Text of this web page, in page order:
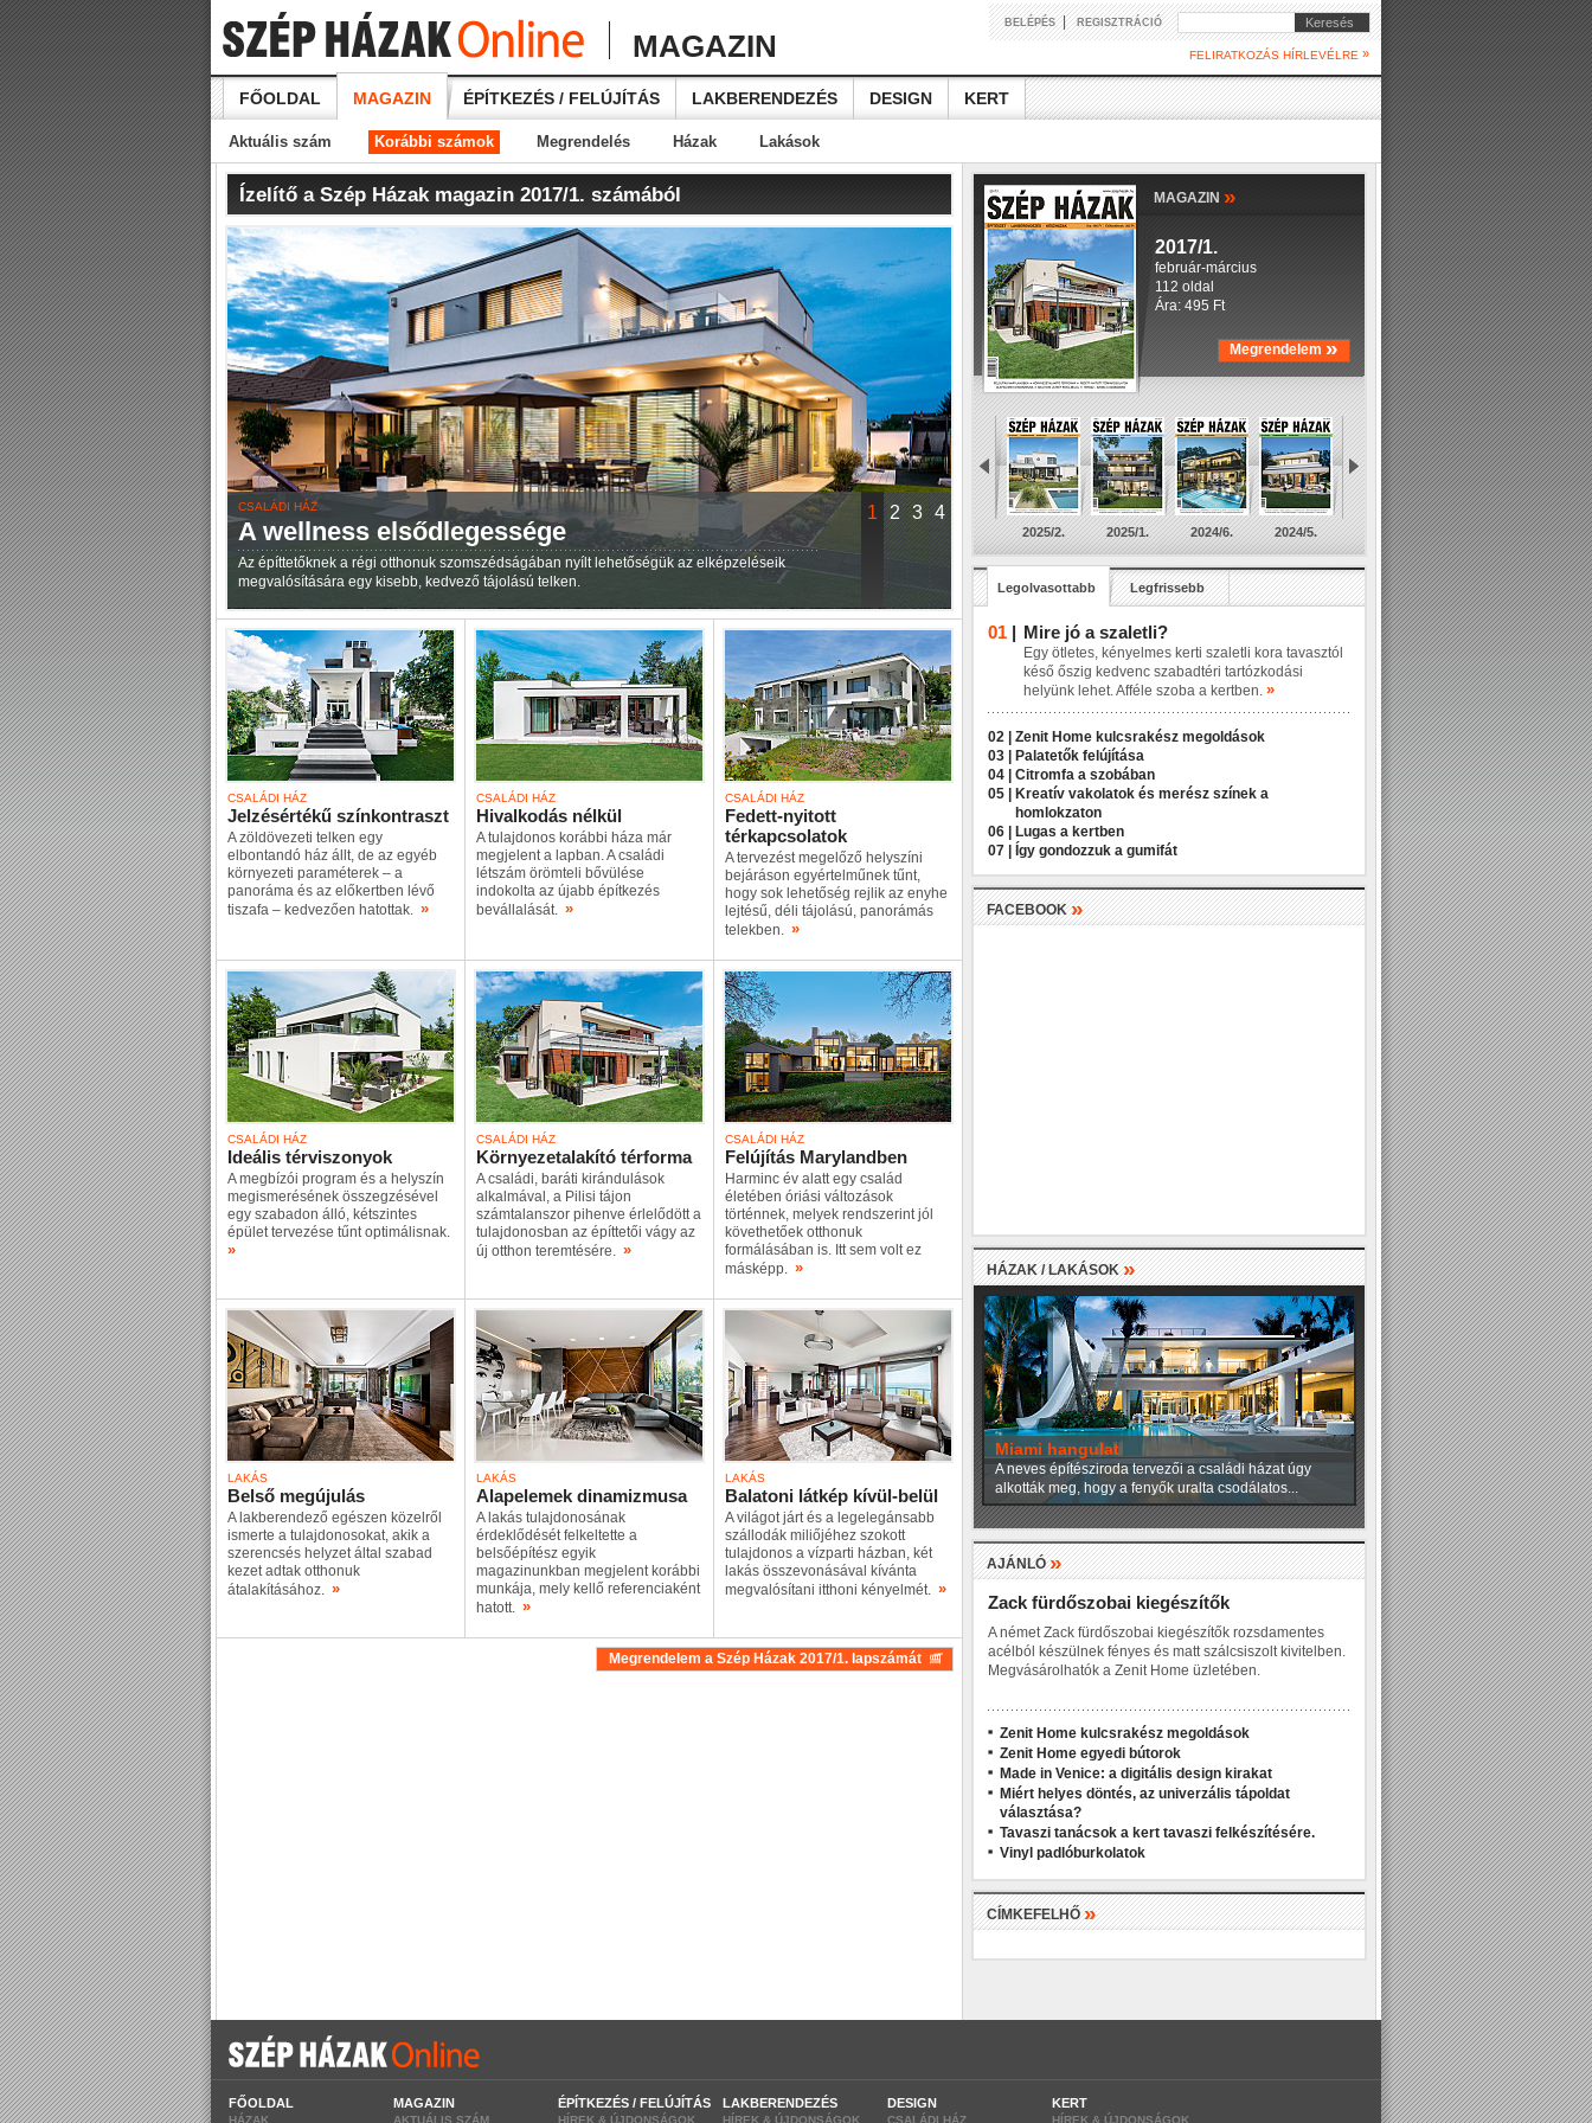
MAGAZIN
BELÉPÉS| REGISZTRÁCIÓ Keresés
FELIRATKOZÁS HÍRLEVÉLRE »
FŐOLDAL MAGAZIN ÉPÍTKEZÉS / FELÚJÍTÁS LAKBERENDEZÉS DESIGN KERT
Aktuális szám Korábbi számok Megrendelés Házak Lakások
Ízelítő a Szép Házak magazin 2017/1. számából
CSALÁDI HÁZ
A wellness elsődlegessége
Az építtetőknek a régi otthonuk szomszédságában nyílt lehetőségük az elképzeléseik
megvalósítására egy kisebb, kedvező tájolású telken.
1 2 3 4
CSALÁDI HÁZ
Jelzésértékű színkontraszt
A zöldövezeti telken egy
elbontandó ház állt, de az egyéb
környezeti paraméterek – a
panoráma és az előkertben lévő
tiszafa – kedvezően hatottak. »
CSALÁDI HÁZ
Hivalkodás nélkül
A tulajdonos korábbi háza már
megjelent a lapban. A családi
létszám örömteli bővülése
indokolta az újabb építkezés
bevállalását. »
CSALÁDI HÁZ
Fedett-nyitott
térkapcsolatok
A tervezést megelőző helyszíni
bejáráson egyértelműnek tűnt,
hogy sok lehetőség rejlik az enyhe
lejtésű, déli tájolású, panorámás
telekben. »
CSALÁDI HÁZ
Ideális térviszonyok
A megbízói program és a helyszín
megismerésének összegzésével
egy szabadon álló, kétszintes
épület tervezése tűnt optimálisnak.
»
CSALÁDI HÁZ
Környezetalakító térforma
A családi, baráti kirándulások
alkalmával, a Pilisi tájon
számtalanszor pihenve érlelődött a
tulajdonosban az építtetői vágy az
új otthon teremtésére. »
CSALÁDI HÁZ
Felújítás Marylandben
Harminc év alatt egy család
életében óriási változások
történnek, melyek rendszerint jól
követhetőek otthonuk
formálásában is. Itt sem volt ez
másképp. »
LAKÁS
Belső megújulás
A lakberendező egészen közelről
ismerte a tulajdonosokat, akik a
szerencsés helyzet által szabad
kezet adtak otthonuk
átalakításához. »
LAKÁS
Alapelemek dinamizmusa
A lakás tulajdonosának
érdeklődését felkeltette a
belsőépítész egyik
magazinunkban megjelent korábbi
munkája, mely kellő referenciaként
hatott. »
LAKÁS
Balatoni látkép kívül-belül
A világot járt és a legelegánsabb
szállodák miliőjéhez szokott
tulajdonos a vízparti házban, két
lakás összevonásával kívánta
megvalósítani itthoni kényelmét. »
Megrendelem a Szép Házak 2017/1. lapszámát
MAGAZIN »
2017/1.
február-március
112 oldal
Ára: 495 Ft
Megrendelem »
2025/2. 2025/1. 2024/6. 2024/5.
Legolvasottabb Legfrissebb
01 | Mire jó a szaletli?
Egy ötletes, kényelmes kerti szaletli kora tavasztól
késő őszig kedvenc szabadtéri tartózkodási
helyünk lehet. Afféle szoba a kertben. »
02 |
Zenit Home kulcsrakész megoldások
03 |
Palatetők felújítása
04 |
Citromfa a szobában
05 |
Kreatív vakolatok és merész színek a
homlokzaton
06 |
Lugas a kertben
07 |
Így gondozzuk a gumifát
FACEBOOK»
HÁZAK / LAKÁSOK »
Miami hangulat
A neves építésziroda tervezői a családi házat úgy
alkották meg, hogy a fenyők uralta csodálatos...
AJÁNLÓ»
Zack fürdőszobai kiegészítők
A német Zack fürdőszobai kiegészítők rozsdamentes
acélból készülnek fényes és matt szálcsiszolt kivitelben.
Megvásárolhatók a Zenit Home üzletében.
Zenit Home kulcsrakész megoldások
Zenit Home egyedi bútorok
Made in Venice: a digitális design kirakat
Miért helyes döntés, az univerzális tápoldat
választása?
Tavaszi tanácsok a kert tavaszi felkészítésére.
Vinyl padlóburkolatok
CÍMKEFELHŐ»
FŐOLDAL
HÁZAK
MAGAZIN
AKTUÁLIS SZÁM
ÉPÍTKEZÉS / FELÚJÍTÁS
HÍREK & ÚJDONSÁGOK
LAKBERENDEZÉS
HÍREK & ÚJDONSÁGOK
DESIGN
CSALÁDI HÁZ
KERT
HÍREK & ÚJDONSÁGOK